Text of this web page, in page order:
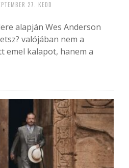
27. KEDD
alapján Wes Anderson
valójában nem a
emel kalapot, hanem a